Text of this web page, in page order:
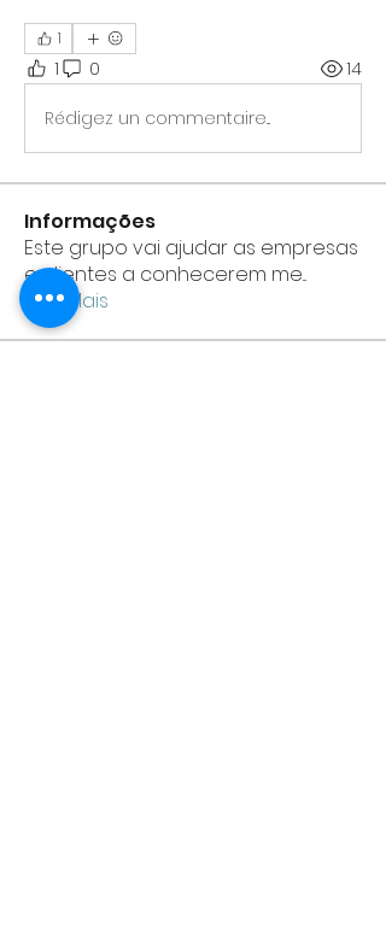
1
1 0 14
Rédigez un commentaire...
Informações
Este grupo vai ajudar as empresas
e clientes a conhecerem me...
Leia Mais